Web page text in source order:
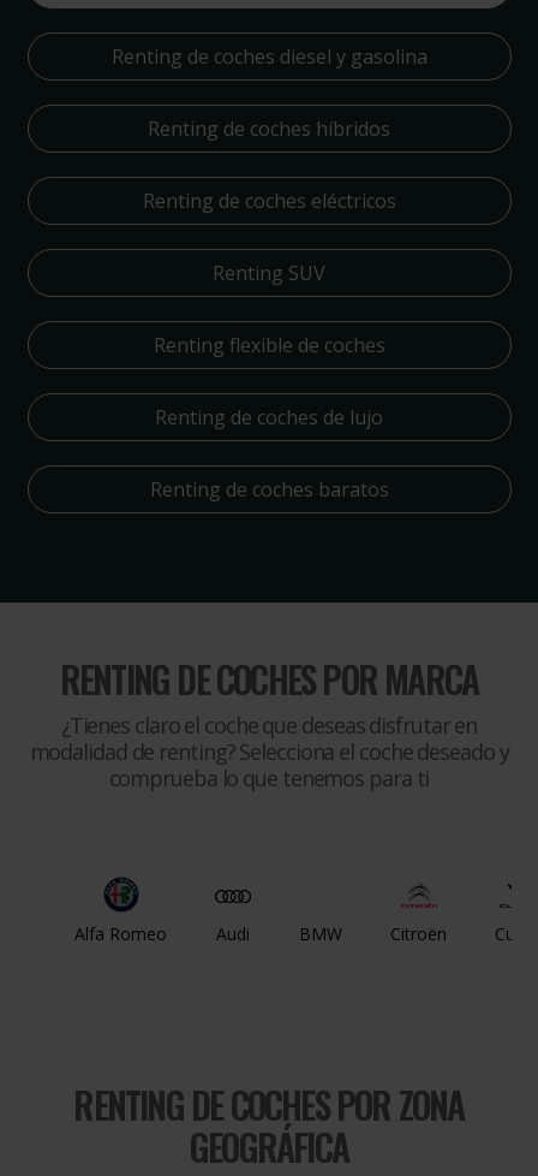
Renting de coches diesel y gasolina
Renting de coches híbridos
Renting de coches eléctricos
Renting SUV
Renting flexible de coches
Renting de coches de lujo
Renting de coches baratos
RENTING DE COCHES POR MARCA
¿Tienes claro el coche que deseas disfrutar en
modalidad de renting? Selecciona el coche deseado y
comprueba lo que tenemos para ti
Alfa Romeo Audi BMW Citroën
RENTING DE COCHESPOR ZONA
GEOGRÁFICA